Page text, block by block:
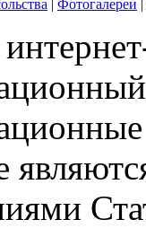
| Фотогалереи |